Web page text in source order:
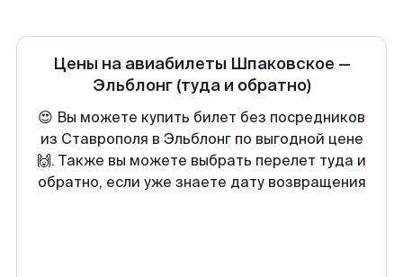
Цены на авиабилеты Шпаковское —
Эльблонг (туда и обратно)
😍 Вы можете купить билет без посредников
из Ставрополя в Эльблонг по выгодной цене
🙌. Также вы можете выбрать перелет туда и
обратно, если уже знаете дату возвращения